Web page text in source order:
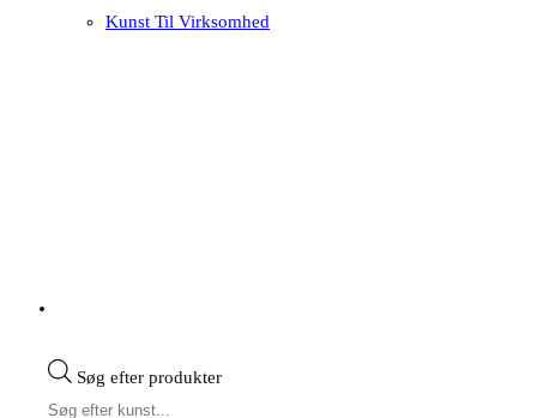
Kunst Til Virksomhed
Søg efter produkter